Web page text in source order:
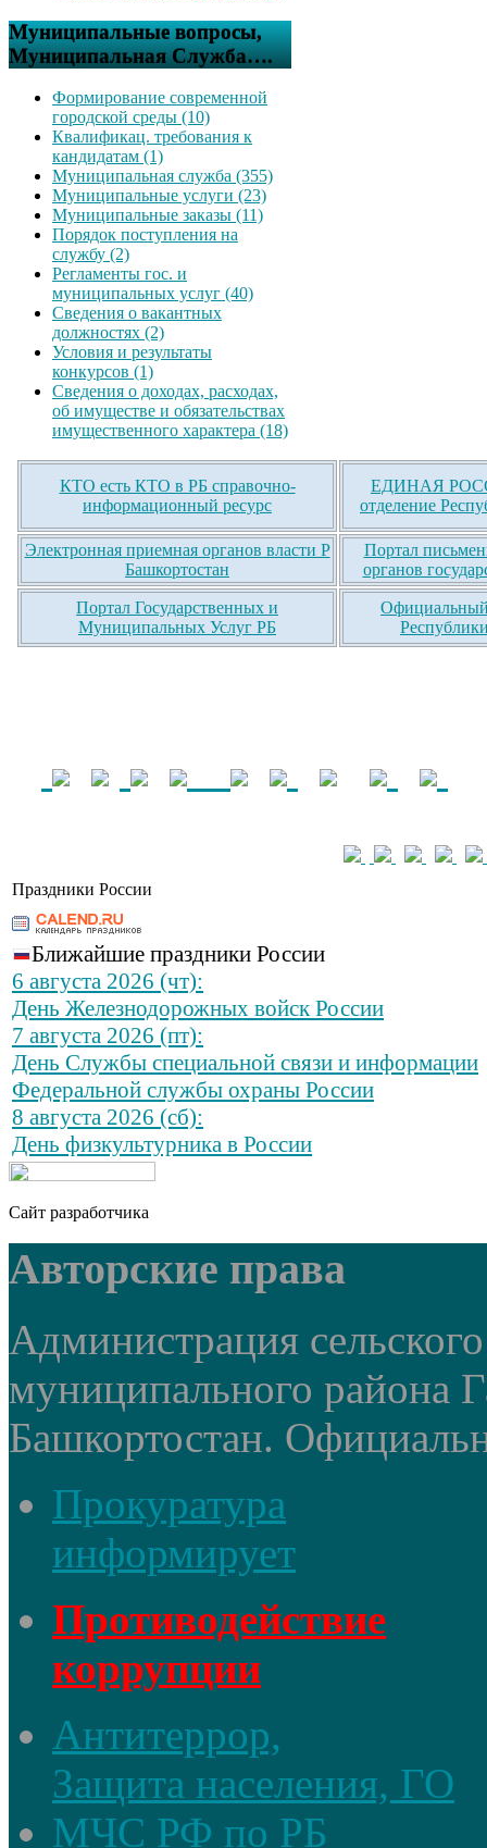
Муниципальные вопросы,
Муниципальная Служба….
Формирование современной
городской среды (10)
Квалификац. требования к
кандидатам (1)
Муниципальная служба (355)
Муниципальные услуги (23)
Муниципальные заказы (11)
Порядок поступления на
службу (2)
Регламенты гос. и
муниципальных услуг (40)
Сведения о вакантных
должностях (2)
Условия и результаты
конкурсов (1)
Сведения о доходах, расходах,
об имуществе и обязательствах
имущественного характера (18)
КТО есть КТО в РБ справочно-
информационный ресурс
ЕДИНАЯ
отделение
Электронная приемная органов власти Р
Башкортостан
Портал
органов
Портал Государственных и
Муниципальных Услуг РБ
Официальный
Праздники России
Ближайшие праздники России
6 августа 2026 (чт):
День Железнодорожных войск России
7 августа 2026 (пт):
День Службы специальной связи и информации
Федеральной службы охраны России
8 августа 2026 (сб):
День физкультурника в России
Сайт разработчика
Авторские права
Администрация
муниципального района
Башкортостан.
Прокуратура
информирует
Противодействие
коррупции
Антитеррор,
Защита населения, ГО
МЧС РФ по РБ